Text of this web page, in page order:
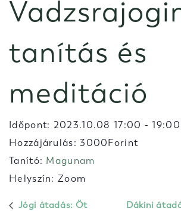
tanítás és
meditáció
Időpont: 2023.10.08 17:00 -19:00
Hozzájárulás: 3000Forint
Tanító: Magunam
Helyszín: Zoom
Jógi átadás: Öt
Dákini